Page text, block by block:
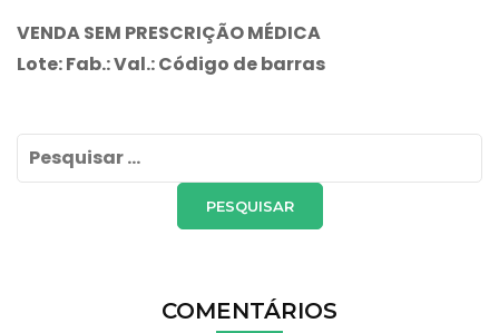
VENDA SEM PRESCRIÇÃO MÉDICA
Lote: Fab.: Val.: Código de barras
Pesquisar
por:
COMENTÁRIOS